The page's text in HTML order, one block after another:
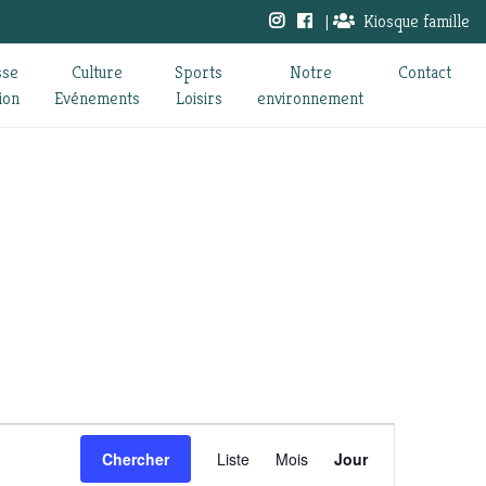
| Kiosque famille
Culture
Evénements
Sports
Loisirs
Notre
environnement
Contact
Chercher Liste Mois Jour